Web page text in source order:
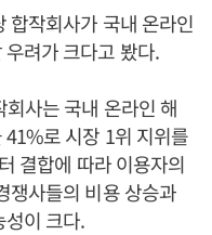
합작회사가 국내 온라인
려가 크다고 봤다.
사는 국내 온라인 해
로 시장 1위 지위를
결합에 따라 이용자의
쟁사들의 비용 상승과
이 크다.